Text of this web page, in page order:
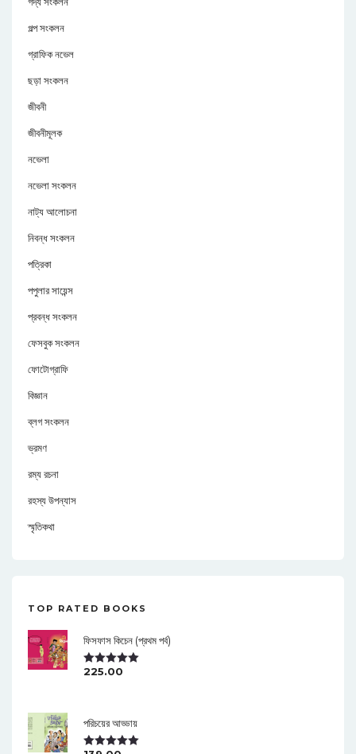
গল্প সংকলন
গ্রাফিক নভেল
ছড়া সংকলন
জীবনী
জীবনীমূলক
নভেলা
নভেলা সংকলন
নাট্য আলোচনা
নিবন্ধ সংকলন
পত্রিকা
পপুলার সায়েন্স
প্রবন্ধ সংকলন
ফেসবুক সংকলন
ফোটোগ্রাফি
বিজ্ঞান
ব্লগ সংকলন
ভ্রমণ
রম্য রচনা
রহস্য উপন্যাস
স্মৃতিকথা
TOP RATED BOOKS
ফিসফাস কিচেন (প্রথম পর্ব)
Rated5.00
225.00
পরিচয়ের আড্ডায়